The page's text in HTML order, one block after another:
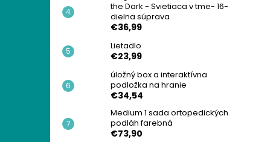
the Dark - Svietiaca v tme- 16-
dielna súprava
€36,99
Lietadlo
€23,99
úložný box a interaktívna
podložka na hranie
€34,54
Medium 1 sada ortopedických
podláh farebná
€73,90